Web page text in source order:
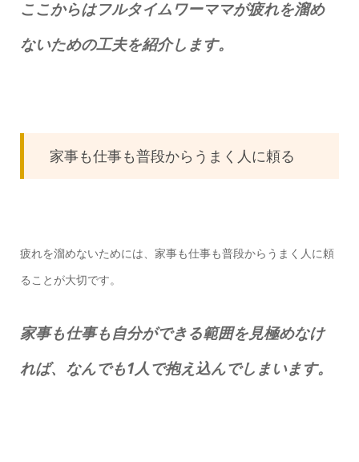
ここからはフルタイムワーママが疲れを溜め
ないための工夫を紹介します。
家事も仕事も普段からうまく人に頼る
疲れを溜めないためには、家事も仕事も普段からうま く人に頼
ることが大切です。
家事も仕事も自分ができる範囲を見極めなけ
れば、なんでも1人で抱え込んでしまいます。